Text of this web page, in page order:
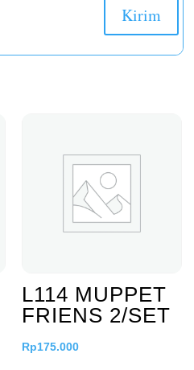
L114 MUPPET
FRIENS 2/SET
Rp175.000